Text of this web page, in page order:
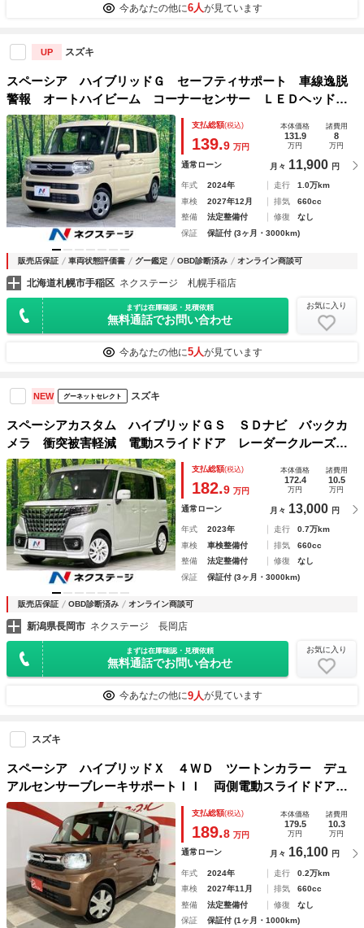
今あなたの他に6人が見ています
UP スズキ
スペーシア ハイブリッドＧ セーフティサポート 車線逸脱
警報 オートハイビーム コーナーセンサー ＬＥＤヘッド
オートライト 前席シートヒーター スマートキー オートエ
アコン
支払総額(税込)
139.9 万円
本体価格
131.9
万円
諸費用
8
万円
通常ローン 月々 11,900 円
年式 2024年 走行
1.0万km
車検
2027年12月 排気
660cc
整備
法定整備付 修復
なし
保証
保証付 (3ヶ月・3000km)
販売店保証 車両状態評価書 グー鑑定 OBD診断済み オンライン商談可
北海道札幌市手稲区 ネクステージ 札幌手稲店
まずは在庫確認・見積依頼
無料通話でお問い合わせ
お気に入り
今あなたの他に5人が見ています
NEW グーネットセレクト スズキ
スペーシアカスタム ハイブリッドＧＳ ＳＤナビ バックカ
メラ 衝突被害軽減 電動スライドドア レーダークルーズ
禁煙車 コーナーセンサー ＬＥＤヘッド ビルトインＥＴ
Ｃ 純正ＯＰ１４インチアルミ オートハイビーム オートエ
アコン
支払総額(税込)
182.9 万円
本体価格
172.4
万円
諸費用
10.5
万円
通常ローン 月々 13,000 円
年式 2023年 走行
0.7万km
車検
車検整備付 排気
660cc
整備
法定整備付 修復
なし
保証
保証付 (3ヶ月・3000km)
販売店保証 OBD診断済み オンライン商談可
新潟県長岡市 ネクステージ 長岡店
まずは在庫確認・見積依頼
無料通話でお問い合わせ
お気に入り
今あなたの他に9人が見ています
スズキ
スペーシア ハイブリッドＸ ４ＷＤ ツートンカラー デュ
アルセンサーブレーキサポートＩＩ 両側電動スライドドア
スズキコネクトナビ フルセグＴＶ 全方位モニター Ｂｌｕ
ｅｔｏｏｔｈ接続 ステアリングスイッチ シートヒーター
支払総額(税込)
189.8 万円
本体価格
179.5
万円
諸費用
10.3
万円
通常ローン 月々 16,100 円
年式 2024年 走行
0.2万km
車検
2027年11月 排気
660cc
整備
法定整備付 修復
なし
保証
保証付 (1ヶ月・1000km)